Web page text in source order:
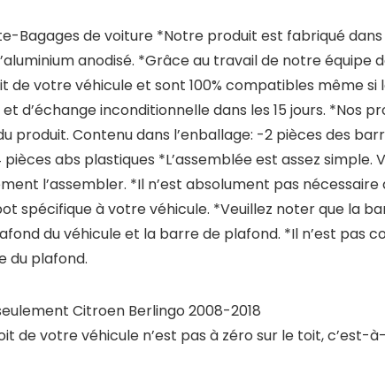
Bagages de voiture *Notre produit est fabriqué
anodisé. *Grâce au travail de notre
de votre véhicule et sont 100% compatibles même
d’échange inconditionnelle dans les 15 jours. *Nos
produit. Contenu dans l’enballage: -2 pièces des
abs plastiques *L’assemblée est assez
l’assembler. *Il n’est absolument pas
spécifique à votre véhicule. *Veuillez noter que la
du véhicule et la barre de plafond. *Il n’est pas
du plafond.
Citroen Berlingo 2008-2018
de votre véhicule n’est pas à zéro sur le toit,